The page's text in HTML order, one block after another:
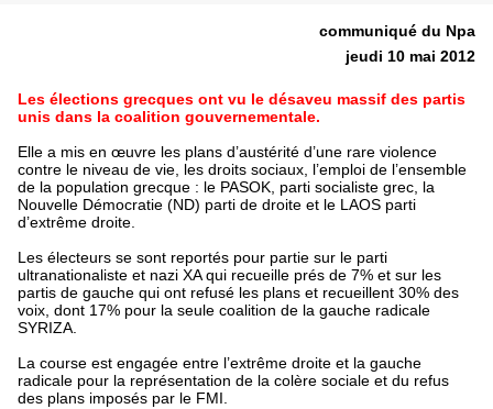
communiqué du Npa
jeudi 10 mai 2012
Les élections grecques ont vu le désaveu massif des partis
unis dans la coalition gouvernementale.
Elle a mis en œuvre les plans d’austérité d’une rare violence
contre le niveau de vie, les droits sociaux, l’emploi de l’ensemble
de la population grecque : le PASOK, parti socialiste grec, la
Nouvelle Démocratie (ND) parti de droite et le LAOS parti
d’extrême droite.
Les électeurs se sont reportés pour partie sur le parti
ultranationaliste et nazi XA qui recueille prés de 7% et sur les
partis de gauche qui ont refusé les plans et recueillent 30% des
voix, dont 17% pour la seule coalition de la gauche radicale
SYRIZA.
La course est engagée entre l’extrême droite et la gauche
radicale pour la représentation de la colère sociale et du refus
des plans imposés par le FMI.